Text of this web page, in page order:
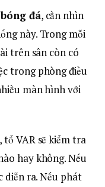
đá, cần nhìn
này. Trong mỗi
trên sân còn có
trong phòng điều
màn hình với
VAR sẽ kiểm tra
hay không. Nếu
diễn ra. Nếu phát